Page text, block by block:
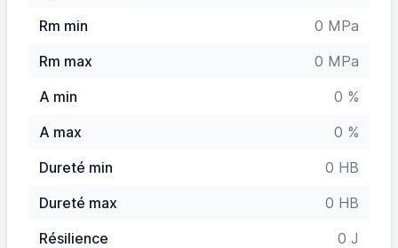
Rm min
0 MPa
Rm max
0 MPa
A min
0 %
A max
0 %
Dureté min
0 HB
Dureté max
0 HB
Résilience
0 J